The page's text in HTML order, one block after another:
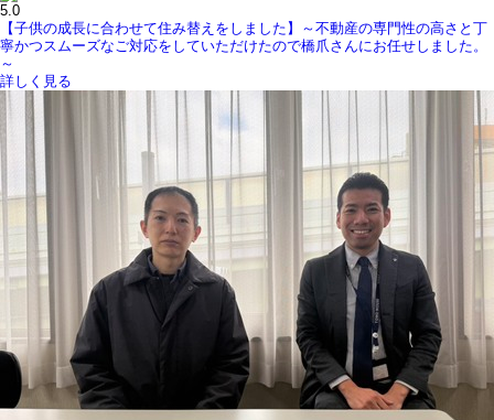
5.0
【子供の成長に合わせて住み替えをしました】～不動産の専門性の高さと丁
寧かつスムーズなご対応をしていただけたので橋爪さんにお任せしました。
～
詳しく見る